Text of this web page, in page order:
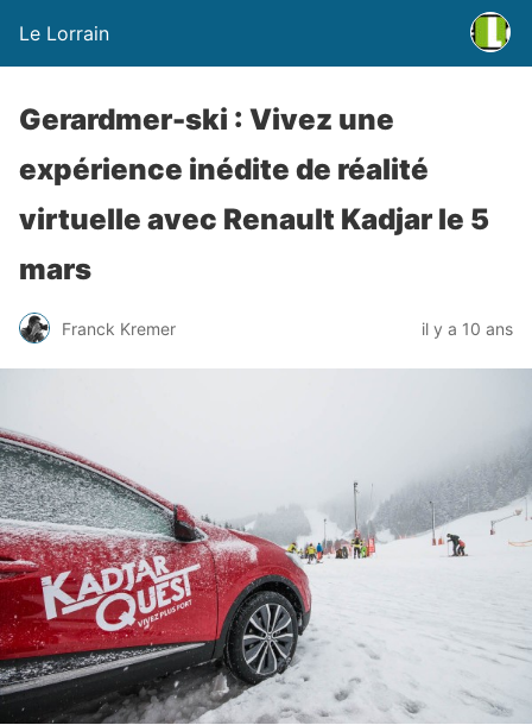
Le Lorrain
Gerardmer-ski : Vivez une
expérience inédite de réalité
virtuelle avec Renault Kadjar le 5
mars
Franck Kremer il y a 10 ans